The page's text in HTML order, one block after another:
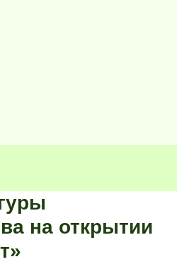
на открытии